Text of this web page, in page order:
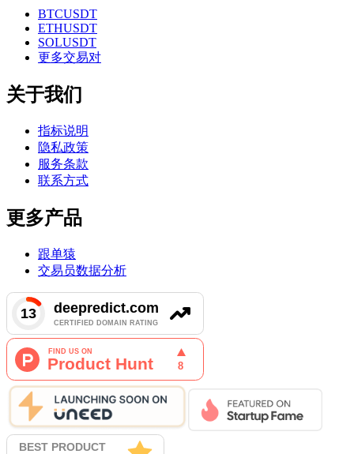
BTCUSDT
ETHUSDT
SOLUSDT
更多交易对
关于我们
指标说明
隐私政策
服务条款
联系方式
更多产品
跟单猿
交易员数据分析